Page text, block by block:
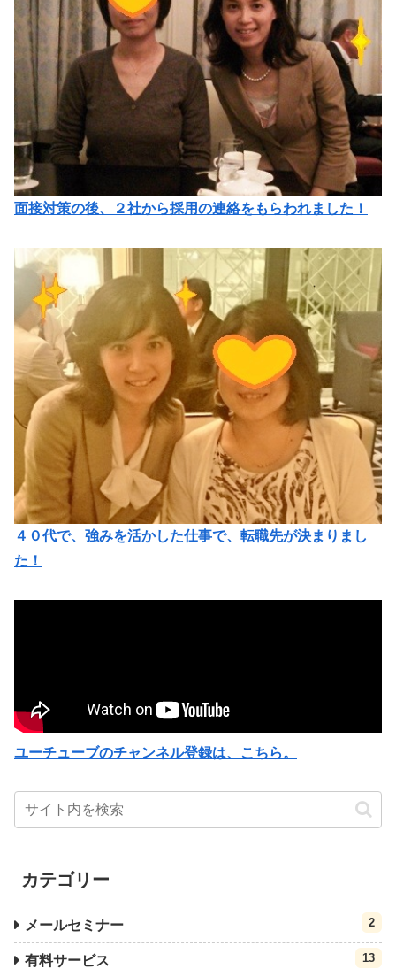
面接対策の後、２社から採用の連絡をもらわれました！
４０代で、強みを活かした仕事で、転職先が決まりまし
た！
ユーチューブのチャンネル登録は、こちら。
カテゴリー
メールセミナー 2
有料サービス 13